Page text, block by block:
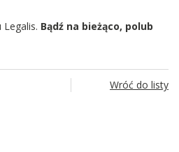
Legalis. Bądź na bieżąco, polub
Wróć do listy